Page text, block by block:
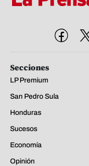
Secciones
LP Premium
San Pedro Sula
Honduras
Sucesos
Economía
Opinión